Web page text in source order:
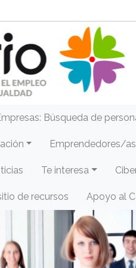
Búsqueda de
Emprendedores/
Te interesa
de recursos Apoyo al